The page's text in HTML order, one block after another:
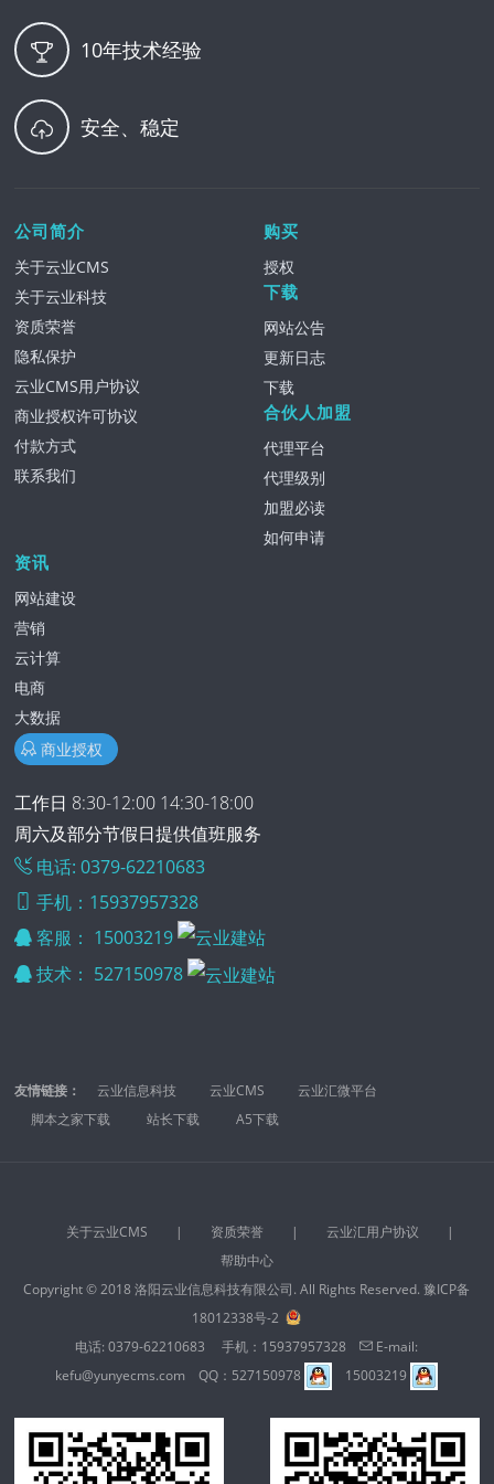
10年技术经验
安全、稳定
公司简介
关于云业CMS
关于云业科技
资质荣誉
隐私保护
云业CMS用户协议
商业授权许可协议
付款方式
联系我们
购买
授权
下载
网站公告
更新日志
下载
合伙人加盟
代理平台
代理级别
加盟必读
如何申请
资讯
网站建设
营销
云计算
电商
大数据
商业授权
工作日 8:30-12:00 14:30-18:00
周六及部分节假日提供值班服务
电话: 0379-62210683
手机：15937957328
客服： 15003219
技术： 527150978
友情链接： 云业信息科技 云业CMS
云业汇微平台
脚本之家下载
站长下载 A5下载
关于云业CMS | 资质荣誉 | 云业汇用户协议
|
帮助中心
Copyright © 2018 洛阳云业信息科技有限公司. All Rights Reserved. 豫ICP备
18012338号-2
电话:0379-62210683 手机： 15937957328
E-mail:
kefu@yunyecms.com QQ： 527150978 15003219